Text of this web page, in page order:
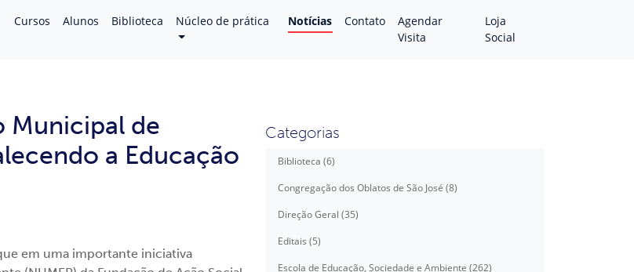
Cursos Alunos Biblioteca Núcleo de prática Notícias Contato
Agendar
Visita
Loja
Social
Municipal de
a Educação
em uma importante iniciativa
Categorias
Biblioteca (6)
Congregação dos Oblatos de São José (8)
Direção Geral (35)
Editais (5)
Escola de Educação, Sociedade e Ambiente (262)